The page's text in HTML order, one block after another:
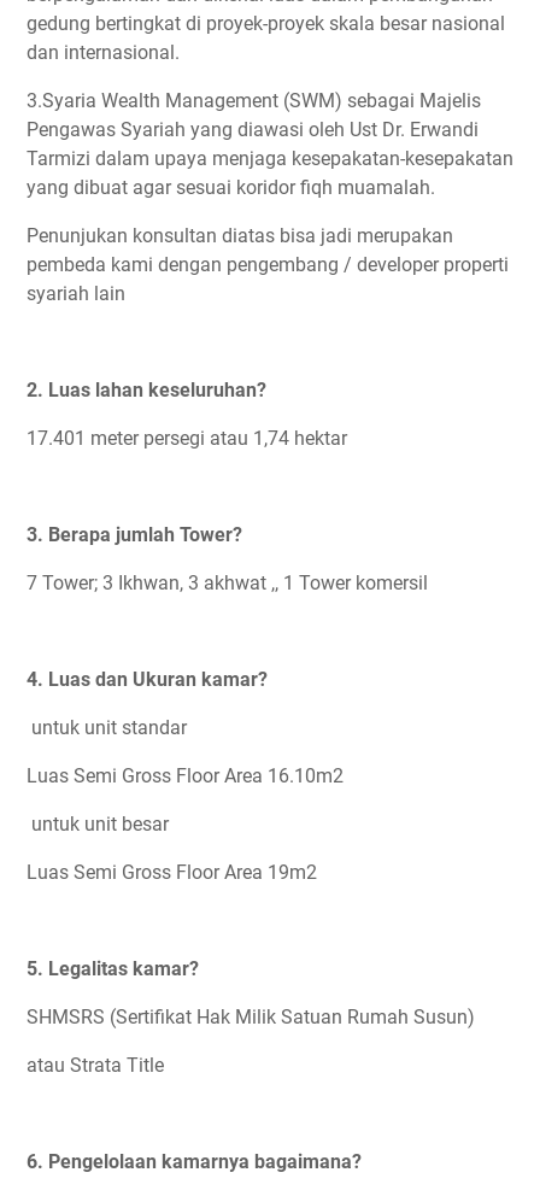
gedung bertingkat di proyek-proyek skala besar nasional
dan internasional.
3.Syaria Wealth Management (SWM) sebagai Majelis
Pengawas Syariah yang diawasi oleh Ust Dr. Erwandi
Tarmizi dalam upaya menjaga kesepakatan-kesepakatan
yang dibuat agar sesuai koridor fiqh muamalah.
Penunjukan konsultan diatas bisa jadi merupakan
pembeda kami dengan pengembang / developer properti
syariah lain
2. Luas lahan keseluruhan?
17.401 meter persegi atau 1,74 hektar
3. Berapa jumlah Tower?
7 Tower; 3 Ikhwan, 3 akhwat ,, 1 Tower komersil
4. Luas dan Ukuran kamar?
untuk unit standar
Luas Semi Gross Floor Area 16.10m2
untuk unit besar
Luas Semi Gross Floor Area 19m2
5. Legalitas kamar?
SHMSRS (Sertifikat Hak Milik Satuan Rumah Susun)
atau Strata Title
6. Pengelolaan kamarnya bagaimana?